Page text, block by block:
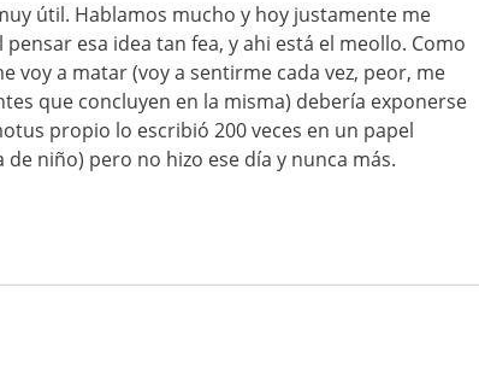
útil. Hablamos mucho y hoy justamente me
esa idea tan fea, y ahi está el meollo. Como
voy a matar (voy a sentirme cada vez, peor, me
que concluyen en la misma) debería exponerse
propio lo escribió 200 veces en un papel
niño) pero no hizo ese día y nunca más.